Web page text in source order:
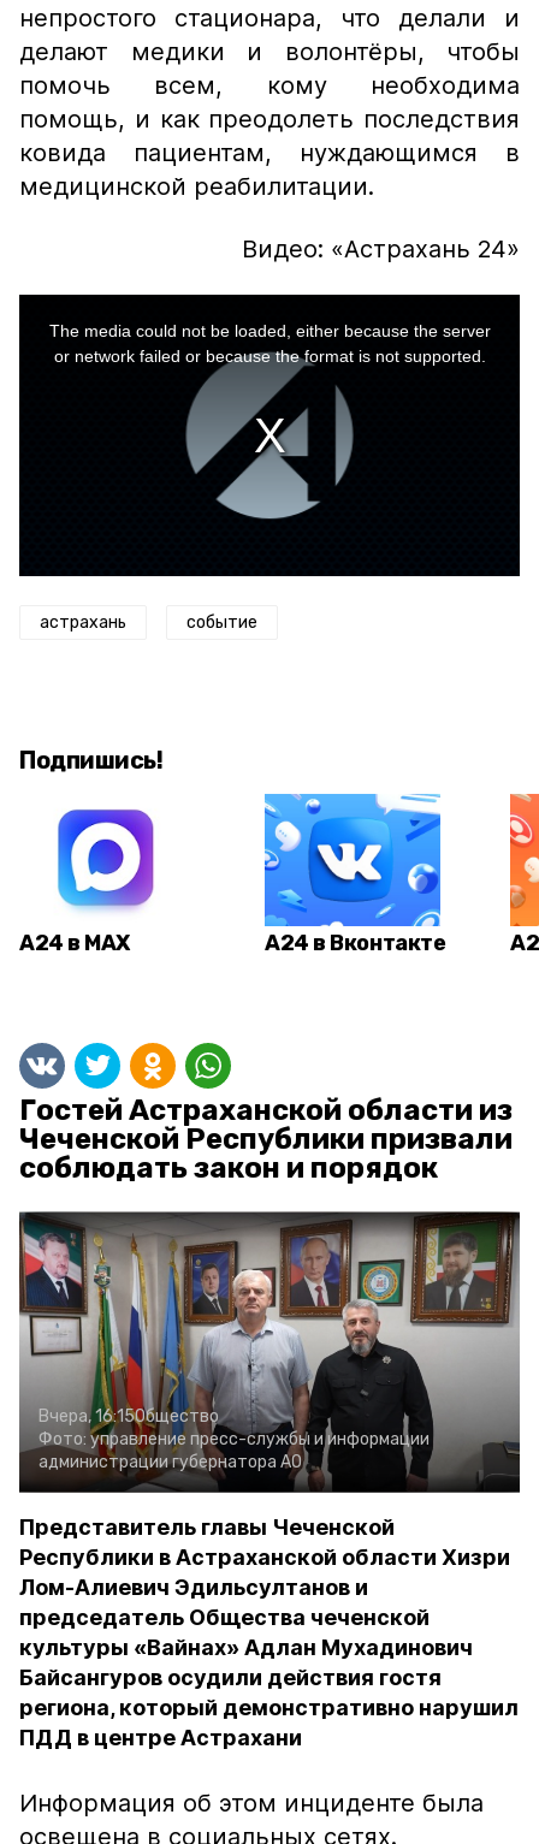
непростого стационара, что делали и
делают медики и волонтёры, чтобы
помочь всем, кому необходима
помощь, и как преодолеть последствия
ковида пациентам, нуждающимся в
медицинской реабилитации.
Видео: «Астрахань 24»
The media could not be loaded, either because the server
or network failed or because the format is not supported.
астрахань событие
Подпишись!
А24 в MAX А24 в Вконтакте
Гостей Астраханской области из
Чеченской Республики призвали
соблюдать закон и порядок
Вчера, 16:15Общество
Фото: управление пресс-службы и информации
администрации губернатора АО
Представитель главы Чеченской
Республики в Астраханской области Хизри
Лом-Алиевич Эдильсултанов и
председатель Общества чеченской
культуры «Вайнах» Адлан Мухадинович
Байсангуров осудили действия гостя
региона, который демонстративно нарушил
ПДД в центре Астрахани
Информация об этом инциденте была
освещена в социальных сетях.